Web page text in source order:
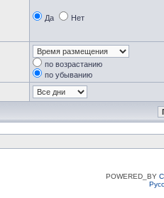
Да Нет
по возрастанию
по убыванию
POWERED_BY